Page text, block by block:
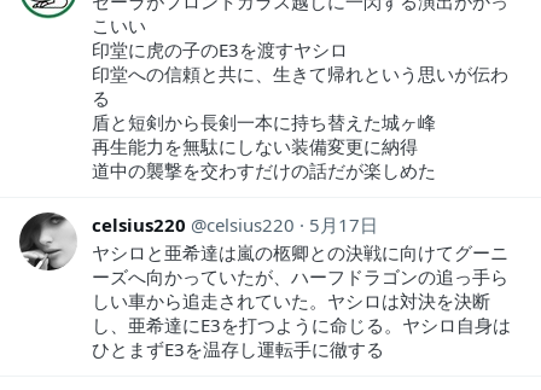
こいい
印堂に虎の子のE3を渡すヤシロ
印堂への信頼と共に、生きて帰れという思いが伝わ
る
盾と短剣から長剣一本に持ち替えた城ヶ峰
再生能力を無駄にしない装備変更に納得
道中の襲撃を交わすだけの話だが楽しめた
celsius220 celsius220
5月17日
ヤシロと亜希達は嵐の柩卿との決戦に向けてグーニ
ーズへ向かっていたが、ハーフドラゴンの追っ手ら
しい車から追走されていた。ヤシロは対決を決断
し、亜希達にE3を打つように命じる。ヤシロ自身は
ひとまずE3を温存し運転手に徹する